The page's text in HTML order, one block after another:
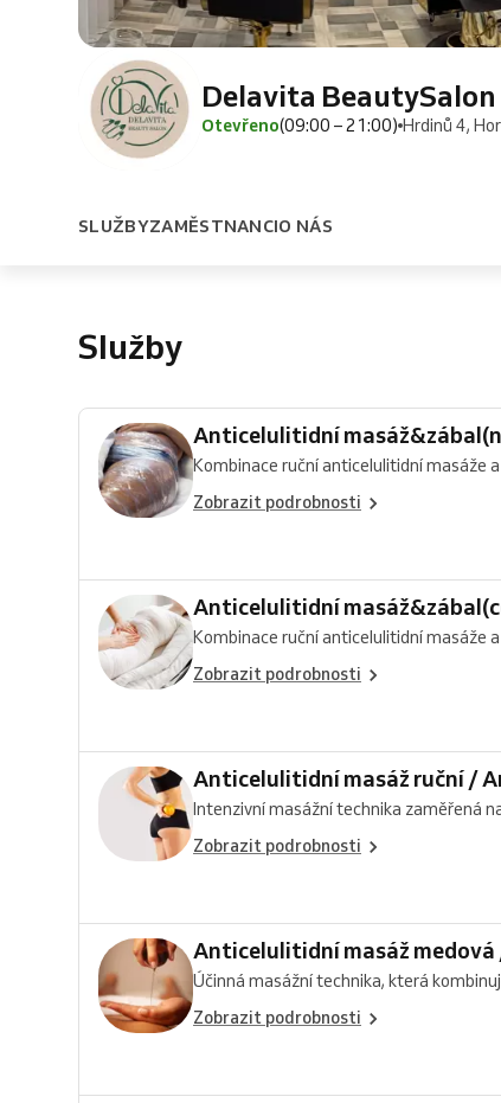
Delavita BeautySalon
Otevřeno(09:00 – 21:00) Hrdinů 4,
SLUŽBYZAMĚSTNANCIO NÁS
Služby
Anticelulitidní
Kombinace ruční anticelulitidní masáže a
Zobrazit podrobnosti
Anticelulitidní
Kombinace ruční anticelulitidní masáže a
Zobrazit podrobnosti
Anticelulitidní masáž ruční /
Intenzivní masážní technika zaměřená
Zobrazit podrobnosti
Anticelulitidní masáž
Účinná masážní technika, která
Zobrazit podrobnosti